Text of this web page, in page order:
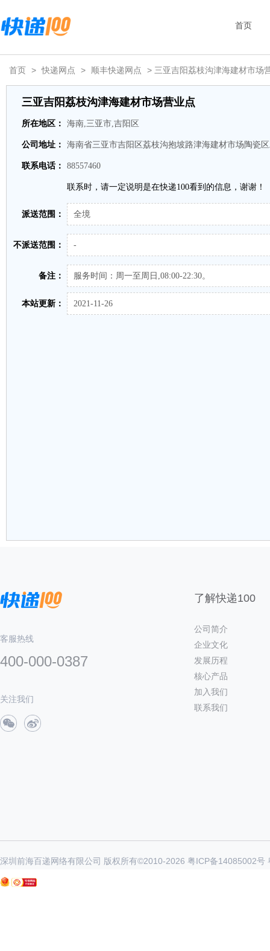
首页
首页 > 快递网点 > 顺丰快递网点 > 三亚吉阳荔枝沟津海建材市场
三亚吉阳荔枝沟津海建材市场营业点
所在地区： 海南,三亚市,吉阳区
公司地址： 海南省三亚市吉阳区荔枝沟抱坡路津海建材市场陶瓷
联系电话： 88557460
联系时，请一定说明是在快递100看到的信息，谢谢！
派送范围： 全境
不派送范围： -
备注： 服务时间：周一至周日,08:00-22:30。
本站更新： 2021-11-26
客服热线
400-000-0387
关注我们
了解快递100
公司简介
企业文化
发展历程
核心产品
加入我们
联系我们
深圳前海百递网络有限公司 版权所有©2010-2026 粤ICP备14085002号